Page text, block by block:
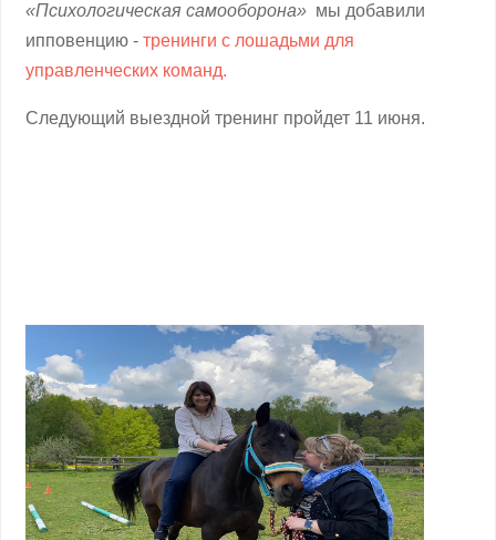
«Психологическая самооборона» мы добавили
ипповенцию -тренинги с лошадьми для
управленческих команд.
Следующий выездной тренинг пройдет 11 июня.